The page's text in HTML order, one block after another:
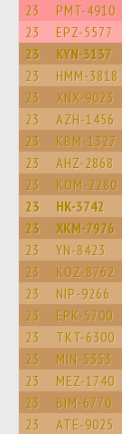
23 PMT-4910
23 EPZ-5577
23 KYN-3137
23 HMM-3818
23 XNX-9023
23 AZH-1456
23 KBM-1327
23 AHZ-2868
23 KOM-2280
23 HK-3742
23 XKM-7976
23 YN-8423
23 KOZ-8762
23 NIP-9266
23 EPK-5700
23 TKT-6300
23 MIN-5353
23 MEZ-1740
23 BIM-6770
23 ATE-9025